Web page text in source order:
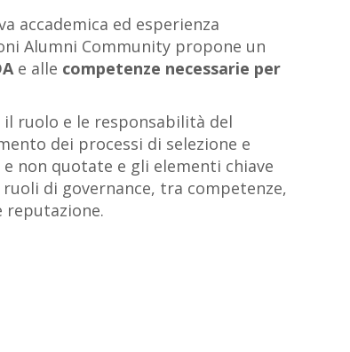
accademica ed esperienza
Alumni Community propone un
e alle competenze necessarie per
ruolo e le responsabilità del
dei processi di selezione e
non quotate e gli elementi chiave
di governance, tra competenze,
reputazione.